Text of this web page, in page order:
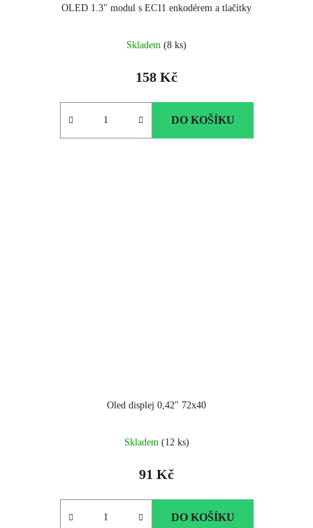
OLED 1.3" modul s EC11 enkodérem a tlačítky
Skladem (8 ks)
158 Kč
DO KOŠÍKU
Oled displej 0,42" 72x40
hodnocení
je
Skladem (12 ks)
91 Kč
DO KOŠÍKU